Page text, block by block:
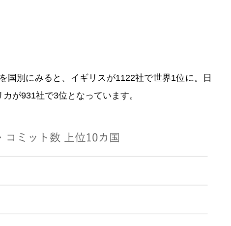
国別にみると、イギリスが1122社で世界1位に。日
が931社で3位となっています。